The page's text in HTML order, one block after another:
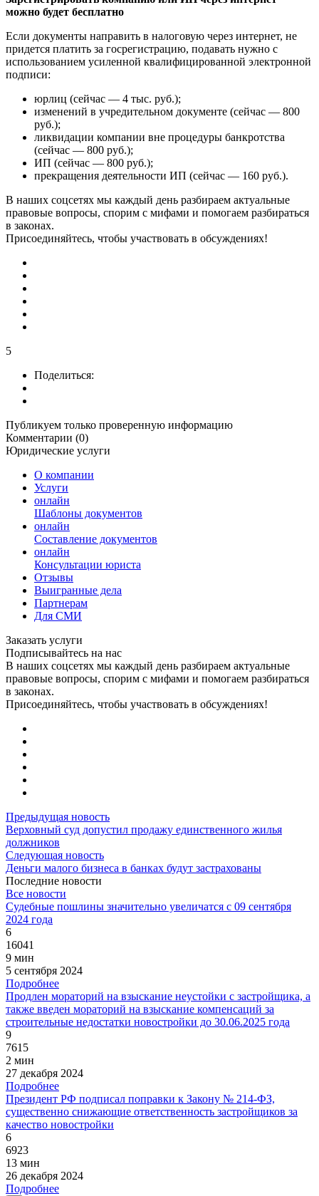
можно будет бесплатно
Если документы направить в налоговую через интернет, не
придется платить за госрегистрацию, подавать нужно с
использованием усиленной квалифицированной электронной
подписи:
юрлиц (сейчас — 4 тыс. руб.);
изменений в учредительном документе (сейчас — 800
руб.);
ликвидации компании вне процедуры банкротства
(сейчас — 800 руб.);
ИП (сейчас — 800 руб.);
прекращения деятельности ИП (сейчас — 160 руб.).
В наших соцсетях мы каждый день разбираем актуальные
правовые вопросы, спорим с мифами и помогаем разбираться
в законах.
Присоединяйтесь, чтобы участвовать в обсуждениях!
5
Поделиться:
Публикуем только проверенную информацию
Комментарии (0)
Юридические услуги
О компании
Услуги
онлайн
Шаблоны документов
онлайн
Составление документов
онлайн
Консультации юриста
Отзывы
Выигранные дела
Партнерам
Для СМИ
Заказать услуги
Подписывайтесь на нас
В наших соцсетях мы каждый день разбираем актуальные
правовые вопросы, спорим с мифами и помогаем разбираться
в законах.
Присоединяйтесь, чтобы участвовать в обсуждениях!
Предыдущая новость
Верховный суд допустил продажу единственного жилья
должников
Следующая новость
Деньги малого бизнеса в банках будут застрахованы
Последние новости
Все новости
Судебные пошлины значительно увеличатся с 09 сентября
2024 года
6
16041
9 мин
5 сентября 2024
Подробнее
Продлен мораторий на взыскание неустойки с застройщика, а
также введен мораторий на взыскание компенсаций за
строительные недостатки новостройки до 30.06.2025 года
9
7615
2 мин
27 декабря 2024
Подробнее
Президент РФ подписал поправки к Закону № 214-ФЗ,
существенно снижающие ответственность застройщиков за
качество новостройки
6
6923
13 мин
26 декабря 2024
Подробнее